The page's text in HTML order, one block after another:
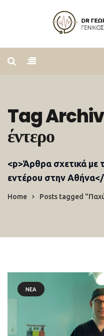
Tag
έντερο
<p>Άρθρα σχετικά με
εντέρου στην
Home Posts tagged
ΝΈΑ